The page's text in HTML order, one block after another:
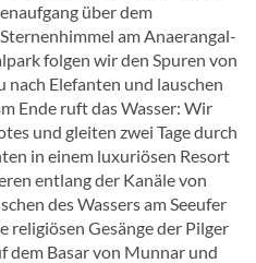
über dem
am Anaerangal-
folgen wir den Spuren von
Elefanten und lauschen
Ende ruft das Wasser: Wir
und gleiten zwei Tage durch
in einem luxuriösen Resort
entlang der Kanäle von
des Wassers am Seeufer
religiösen Gesänge der Pilger
dem Basar von Munnar und